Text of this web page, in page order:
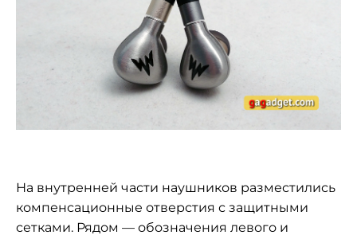
На внутренней части наушников разместились
компенсационные отверстия с защитными
сетками. Рядом — обозначения левого и